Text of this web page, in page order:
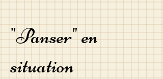
"Panser" en
situation